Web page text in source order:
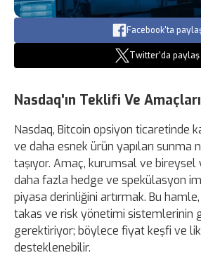
Facebook'ta
Twitter'da paylaş
Nasdaq'ın Teklifi Ve Amaçları
Nasdaq, Bitcoin opsiyon ticaretinde
ve daha esnek ürün yapıları sunma
taşıyor. Amaç, kurumsal ve bireysel
daha fazla hedge ve spekülasyon
piyasa derinliğini artırmak. Bu hamle,
takas ve risk yönetimi sistemlerinin
gerektiriyor; böylece fiyat keşfi ve
desteklenebilir.